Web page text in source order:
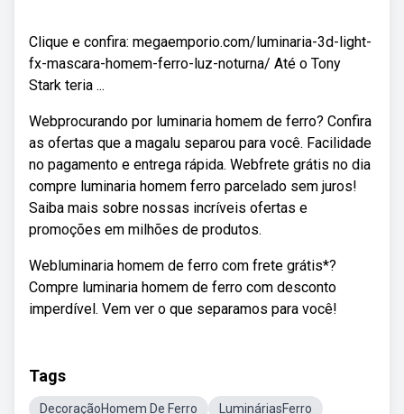
Clique e confira: megaemporio.com/luminaria-3d-light-
fx-mascara-homem-ferro-luz-noturna/ Até o Tony
Stark teria ...
Webprocurando por luminaria homem de ferro? Confira
as ofertas que a magalu separou para você. Facilidade
no pagamento e entrega rápida. Webfrete grátis no dia
compre luminaria homem ferro parcelado sem juros!
Saiba mais sobre nossas incríveis ofertas e
promoções em milhões de produtos.
Webluminaria homem de ferro com frete grátis*?
Compre luminaria homem de ferro com desconto
imperdível. Vem ver o que separamos para você!
Tags
DecoraçãoHomem De Ferro LumináriasFerro